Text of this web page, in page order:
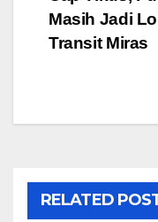
Masih Jadi
Transit Miras
RELATED